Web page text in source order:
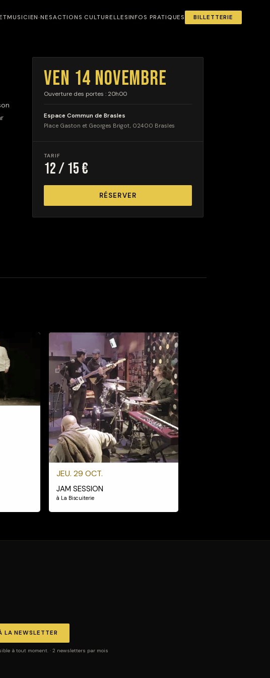
MUSICIEN·NESACTIONS CULTURELLESINFOS PRATIQUES BILLETTERIE
VEN 14 NOVEMBRE
Ouverture des portes : 20h00
Espace Commun de Brasles
Place Gaston et Georges Brigot, 02400 Brasles
TARIF
12 / 15 €
RÉSERVER
JEU. 29 OCT.
JAM SESSION
à La Biscuiterie
LA NEWSLETTER
à tout moment. · 2 newsletters par mois